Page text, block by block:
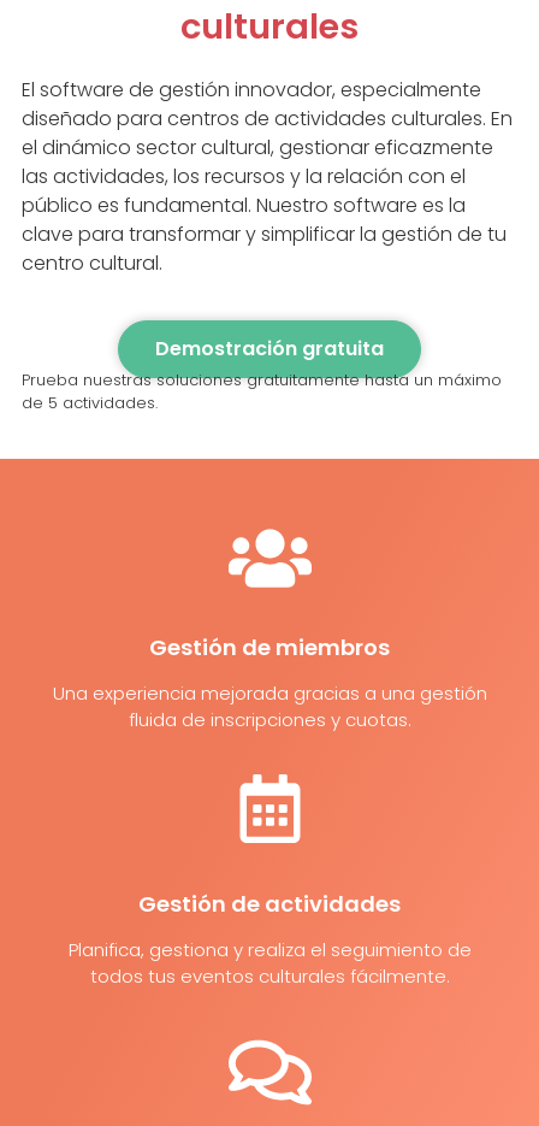
culturales
El software de gestión innovador, especialmente
diseñado para centros de actividades culturales. En
el dinámico sector cultural, gestionar eficazmente
las actividades, los recursos y la relación con el
público es fundamental. Nuestro software es la
clave para transformar y simplificar la gestión de tu
centro cultural.
Demostración gratuita
Prueba nuestras soluciones gratuitamente hasta un máximo
de 5 actividades.
Gestión de miembros
Una experiencia mejorada gracias a una gestión
fluida de inscripciones y cuotas.
Gestión de actividades
Planifica, gestiona y realiza el seguimiento de
todos tus eventos culturales fácilmente.